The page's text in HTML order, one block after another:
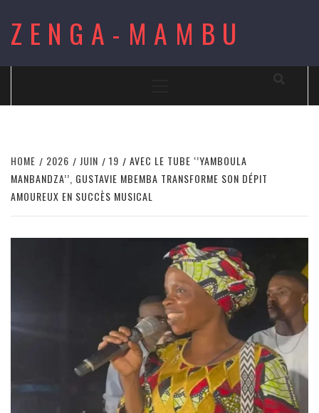
content
ZENGA-MAMBU
HOME 2026 JUIN 19
AVEC LE TUBE ‘’YAMBOULA
MANBANDZA’’, GUSTAVIE MBEMBA TRANSFORME SON DÉPIT
AMOUREUX EN SUCCÈS MUSICAL